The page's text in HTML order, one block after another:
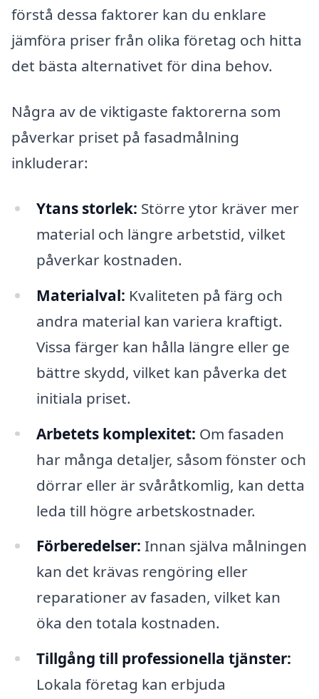
förstå dessa faktorer kan du enklare
jämföra priser från olika företag och hitta
det bästa alternativet för dina behov.
Några av de viktigaste faktorerna som
påverkar priset på fasadmålning
inkluderar:
Ytans storlek: Större ytor kräver mer
material och längre arbetstid, vilket
påverkar kostnaden.
Materialval: Kvaliteten på färg och
andra material kan variera kraftigt.
Vissa färger kan hålla längre eller ge
bättre skydd, vilket kan påverka det
initiala priset.
Arbetets komplexitet: Om fasaden
har många detaljer, såsom fönster och
dörrar eller är svåråtkomlig, kan detta
leda till högre arbetskostnader.
Förberedelser: Innan själva målningen
kan det krävas rengöring eller
reparationer av fasaden, vilket kan
öka den totala kostnaden.
Tillgång till professionella tjänster:
Lokala företag kan erbjuda